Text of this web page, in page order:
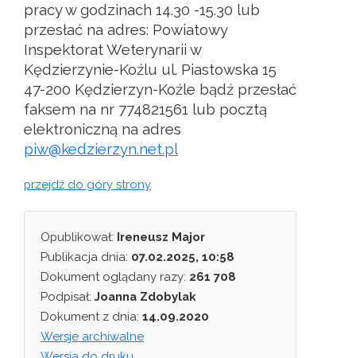
pracy w godzinach 14.30 -15.30 lub
przesłać na adres: Powiatowy
Inspektorat Weterynarii w
Kędzierzynie-Koźlu ul. Piastowska 15
47-200 Kędzierzyn-Koźle bądź przesłać
faksem na nr 774821561 lub pocztą
elektroniczną na adres
piw@kedzierzyn.net.pl
przejdź do góry strony
Opublikował: Ireneusz Major
Publikacja dnia: 07.02.2025, 10:58
Dokument oglądany razy: 261 708
Podpisał: Joanna Zdobylak
Dokument z dnia: 14.09.2020
Wersje archiwalne